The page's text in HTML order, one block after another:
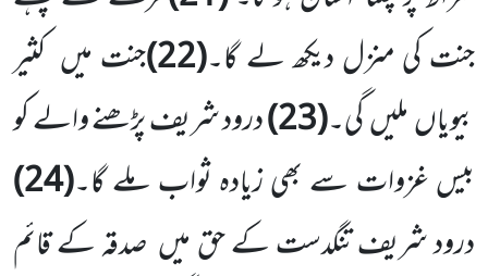
جنت کی منزل دیکھ لے گا۔(22)
جنت میں کثیر
بیویاں ملیں گی۔(23)
درود شریف پڑھنے والے کو
بیس غزوات سے بھی زیادہ ثواب ملے گا۔(24)
درود شریف تنگدست کے حق میں صدقہ کے قائم